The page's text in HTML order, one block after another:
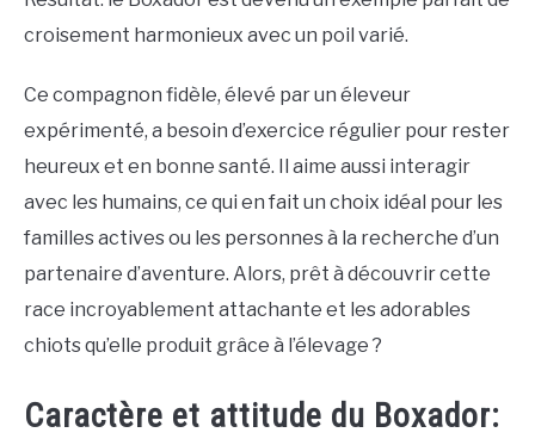
croisement harmonieux avec un poil varié.
Ce compagnon fidèle, élevé par un éleveur
expérimenté, a besoin d’exercice régulier pour rester
heureux et en bonne santé. Il aime aussi interagir
avec les humains, ce qui en fait un choix idéal pour les
familles actives ou les personnes à la recherche d’un
partenaire d’aventure. Alors, prêt à découvrir cette
race incroyablement attachante et les adorables
chiots qu’elle produit grâce à l’élevage ?
Caractère et attitude du Boxador: